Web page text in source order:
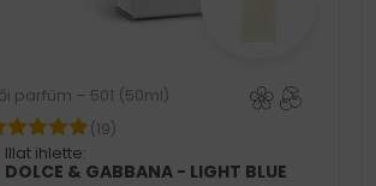
parfüm – 501 (50ml)
(19)
Illat ihlette:
DOLCE & GABBANA - LIGHT BLUE